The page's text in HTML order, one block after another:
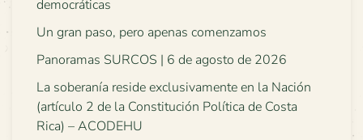
democráticas
Un gran paso, pero apenas comenzamos
Panoramas SURCOS | 6 de agosto de 2026
La soberanía reside exclusivamente en la Nación
(artículo 2 de la Constitución Política de Costa
Rica) – ACODEHU